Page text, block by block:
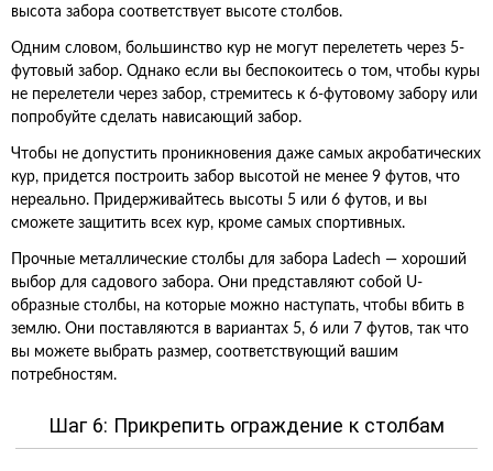
высота забора соответствует высоте столбов.
Одним словом, большинство кур не могут перелететь через 5-
футовый забор. Однако если вы беспокоитесь о том, чтобы куры
не перелетели через забор, стремитесь к 6-футовому забору или
попробуйте сделать нависающий забор.
Чтобы не допустить проникновения даже самых акробатических
кур, придется построить забор высотой не менее 9 футов, что
нереально. Придерживайтесь высоты 5 или 6 футов, и вы
сможете защитить всех кур, кроме самых спортивных.
Прочные металлические столбы для забора Ladech — хороший
выбор для садового забора. Они представляют собой U-
образные столбы, на которые можно наступать, чтобы вбить в
землю. Они поставляются в вариантах 5, 6 или 7 футов, так что
вы можете выбрать размер, соответствующий вашим
потребностям.
Шаг 6: Прикрепить ограждение к столбам